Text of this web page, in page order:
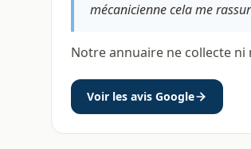
mécanicienne cela me
Notre annuaire ne collecte ni
Voir les avis Google